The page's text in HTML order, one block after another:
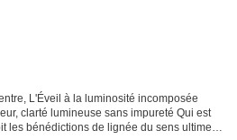
L'Éveil à la luminosité incomposée
clarté lumineuse sans impureté Qui est
les bénédictions de lignée du sens ultime.